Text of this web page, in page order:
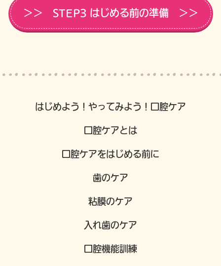
＞＞ STEP3 はじめる前の準備 ＞＞
はじめよう！やってみよう！口腔ケア
口腔ケアとは
口腔ケアをはじめる前に
歯のケア
粘膜のケア
入れ歯のケア
口腔機能訓練